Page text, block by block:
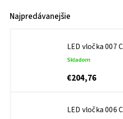
Najpredávanejšie
LED vločka 007 C
Skladom
€204,76
LED vločka 006 C